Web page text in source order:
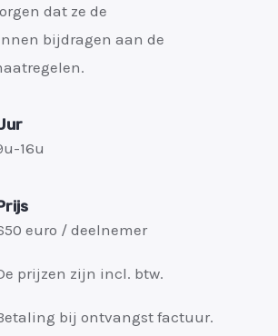
dat ze de
bijdragen aan de
16u
euro / deelnemer
prijzen zijn incl. btw.
bij ontvangst factuur.